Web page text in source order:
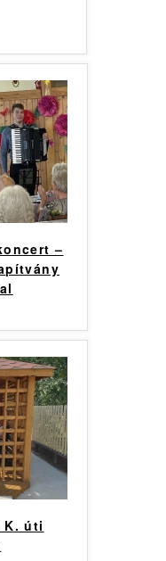
–
K. úti